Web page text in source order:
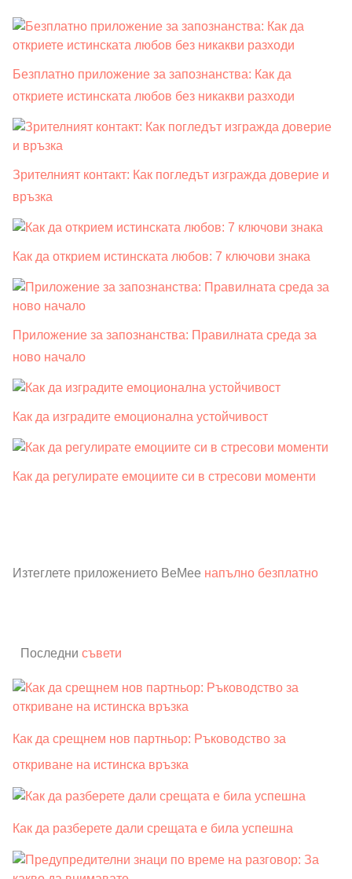
Безплатно приложение за запознанства: Как да
откриете истинската любов без никакви разходи
Зрителният контакт: Как погледът изгражда доверие и
връзка
Как да открием истинската любов: 7 ключови знака
Приложение за запознанства: Правилната среда за
ново начало
Как да изградите емоционална устойчивост
Как да регулирате емоциите си в стресови моменти
Изтеглете приложението BeMee напълно безплатно
Последни съвети
Как да срещнем нов партньор: Ръководство за
откриване на истинска връзка
Как да разберете дали срещата е била успешна